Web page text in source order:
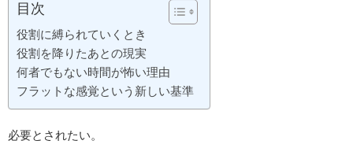
目次
役割に縛られていくとき
役割を降りたあとの現実
何者でもない時間が怖い理由
フラットな感覚という新しい基準
必要とされたい。